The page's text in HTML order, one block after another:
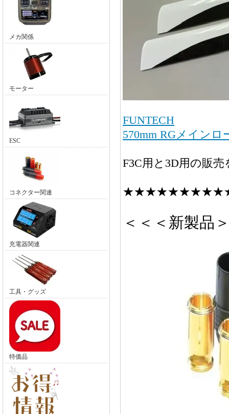
メカ関係
モーター
ESC
コネクター関連
充電器関連
工具・グッズ
特価品
FUNTECH
570mm RGメインロ
F3C用と3D用の販
＜＜＜新製品